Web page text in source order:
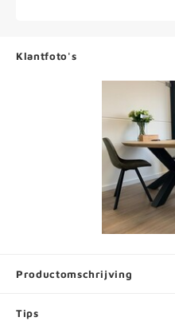
Klantfoto's
Productomschrijving
Tips